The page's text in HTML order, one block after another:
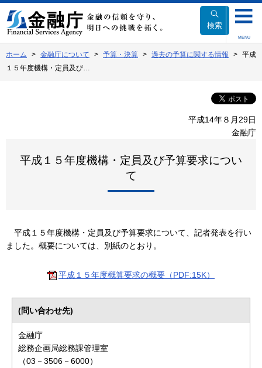
文
へ
動
検索
MENU
ホーム 金融庁について 予算・決算 過去の予算に関する情報
平成
１５年度機構・定員及び…
平成14年８月29日
金融庁
平成１５年度機構・定員及び予算要求につい
て
平成１５年度機構・定員及び予算要求について、記者発表を行い
ました。概要については、別紙のとおり。
平成１５年度概算要求の概要（PDF:15K）
(問い合わせ先)
金融庁
総務企画局総務課管理室
（03－3506－6000）